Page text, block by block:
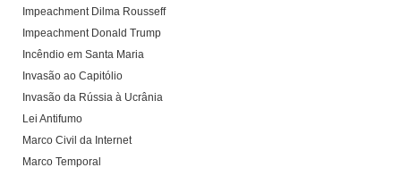
Impeachment Dilma Rousseff
Impeachment Donald Trump
Incêndio em Santa Maria
Invasão ao Capitólio
Invasão da Rússia à Ucrânia
Lei Antifumo
Marco Civil da Internet
Marco Temporal